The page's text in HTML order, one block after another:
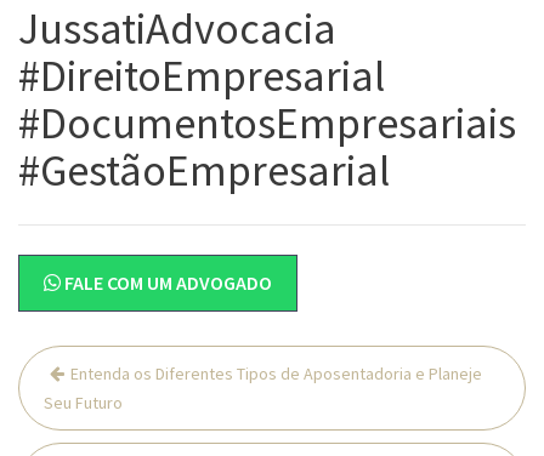
JussatiAdvocacia
#DireitoEmpresarial
#DocumentosEmpresariais
#GestãoEmpresarial
FALE COM UM ADVOGADO
Navegação
de
Post
Entenda os Diferentes Tipos de Aposentadoria e Planeje
Seu Futuro